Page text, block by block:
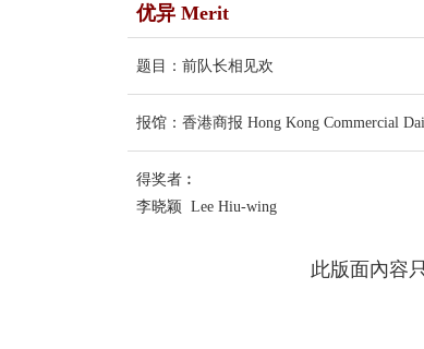
优异 Merit
题目：前队长相见欢
报馆：香港商报 Hong Kong Commercial
得奖者︰
李晓颖 Lee Hiu-wing
此版面內容